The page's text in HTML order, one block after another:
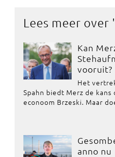
Lees meer over '
Kan
vooruit?
Het
Spahn biedt Merz de
econoom Brzeski. Maar
anno nu